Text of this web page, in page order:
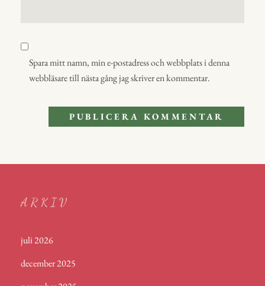
Spara mitt namn, min e-postadress och webbplats i denna
webbläsare till nästa gång jag skriver en kommentar.
ARKIV
juli 2026
december 2025